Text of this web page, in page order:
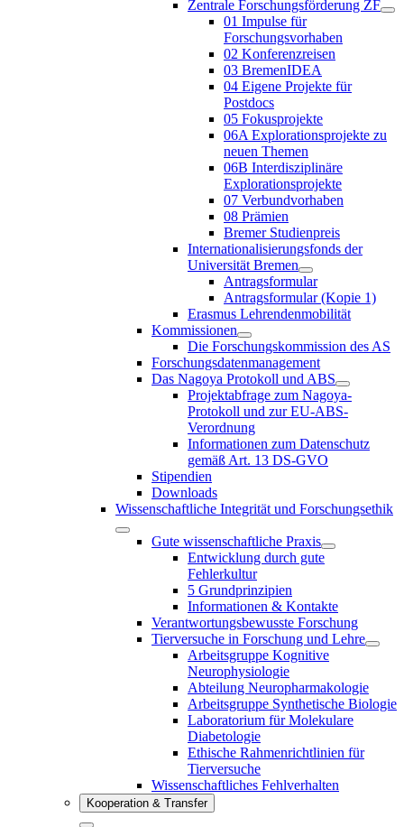
Zentrale Forschungsförderung ZF
01 Impulse für
Forschungsvorhaben
02 Konferenzreisen
03 BremenIDEA
04 Eigene Projekte für
Postdocs
05 Fokusprojekte
06A Explorationsprojekte zu
neuen Themen
06B Interdisziplinäre
Explorationsprojekte
07 Verbundvorhaben
08 Prämien
Bremer Studienpreis
Internationalisierungsfonds der
Universität Bremen
Antragsformular
Antragsformular (Kopie 1)
Erasmus Lehrendenmobilität
Kommissionen
Die Forschungskommission des AS
Forschungsdatenmanagement
Das Nagoya Protokoll und ABS
Projektabfrage zum Nagoya-
Protokoll und zur EU-ABS-
Verordnung
Informationen zum Datenschutz
gemäß Art. 13 DS-GVO
Stipendien
Downloads
Wissenschaftliche Integrität und Forschungsethik
Gute wissenschaftliche Praxis
Entwicklung durch gute
Fehlerkultur
5 Grundprinzipien
Informationen & Kontakte
Verantwortungsbewusste Forschung
Tierversuche in Forschung und Lehre
Arbeitsgruppe Kognitive
Neurophysiologie
Abteilung Neuropharmakologie
Arbeitsgruppe Synthetische Biologie
Laboratorium für Molekulare
Diabetologie
Ethische Rahmenrichtlinien für
Tierversuche
Wissenschaftliches Fehlverhalten
Kooperation & Transfer